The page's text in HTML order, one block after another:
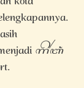
menjadi ꦒꦼꦂꦧꦁ